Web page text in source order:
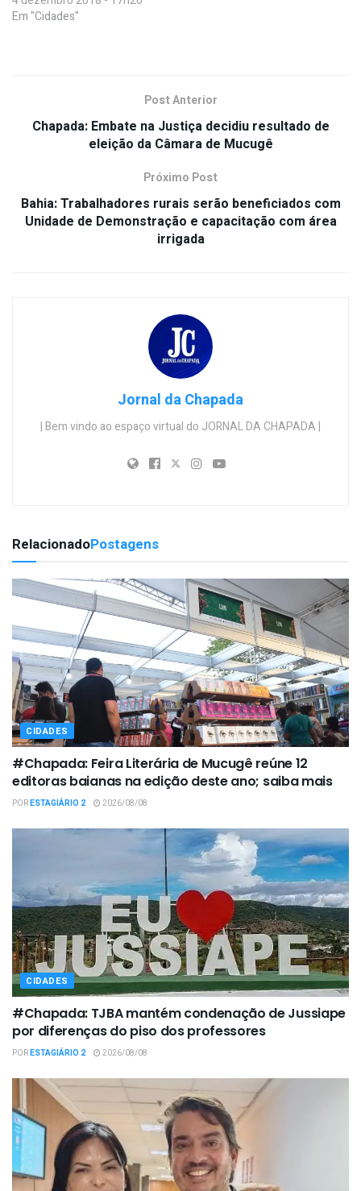
Em "Cidades"
Post Anterior
Chapada: Embate na Justiça decidiu resultado de
eleição da Câmara de Mucugê
Próximo Post
Bahia: Trabalhadores rurais serão beneficiados com
Unidade de Demonstração e capacitação com área
irrigada
Jornal da Chapada
| Bem vindo ao espaço virtual do JORNAL DA CHAPADA |
RelacionadoPostagens
CIDADES
#Chapada: Feira Literária de Mucugê reúne 12
editoras baianas na edição deste ano; saiba mais
PORESTAGIÁRIO 2 2026/08/08
CIDADES
#Chapada: TJBA mantém condenação de Jussiape
por diferenças do piso dos professores
PORESTAGIÁRIO 2 2026/08/08